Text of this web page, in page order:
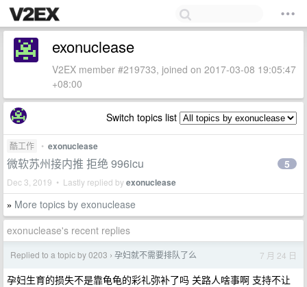
exonuclease
V2EX member #219733, joined on 2017-03-08 19:05:47
+08:00
Switch topics list
酷工作 • exonuclease
微软苏州接内推 拒绝 996icu
Dec 3, 2019 • Lastly replied byexonuclease
5
» More topics by exonuclease
exonuclease's recent replies
Replied to a topic by 0203 › 孕妇就不需要排队了么 7 月 24 日
孕妇生育的损失不是靠龟龟的彩礼弥补了吗 关路人啥事啊 支持不让